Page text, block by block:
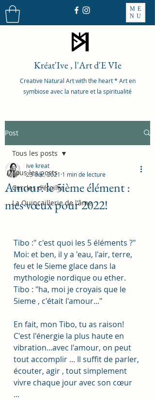
ME
NU
Kréat'Ive , l'Art d'E VIe
Creative Natural Art with the heart * Art en
symbiose avec la nature et la spiritualité
Post
Tous les posts
Cercles d'étoiles
La Quincaillerie de l'âme
Tous les posts
Amour: le 5ième élément :
mes vœux pour 2022!
ive kreat
23 déc. 2021 1 min de lecture
Tibo :" c'est quoi les 5 éléments ?"
Moi: et ben, il y a 'eau, l'air, terre,
feu et le 5ieme glace dans la
mythologie nordique ou ether.
Tibo : "ha, moi je croyais que le
5ieme , c'était l'amour..."
En fait, mon Tibo, tu as raison!
C'est l'énergie la plus haute en
vibration...avec l'amour, on peut
tout accomplir ... Il suffit de parler,
écouter, agir , tout simplement
vivre chaque jour avec son cœur
...